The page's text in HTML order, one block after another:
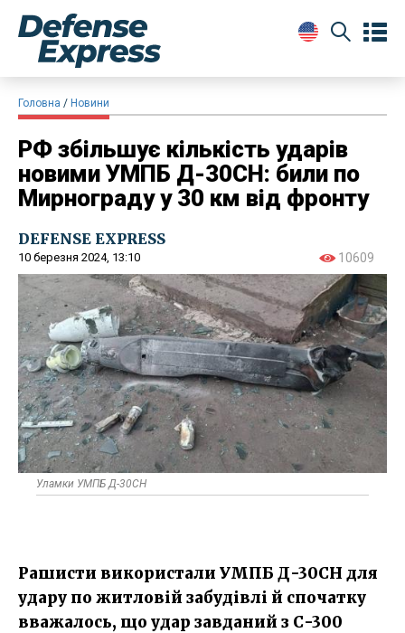
Головна Новини
РФ збільшує кількість ударів
новими УМПБ Д-30СН: били по
Мирнограду у 30 км від фронту
DEFENSE EXPRESS
10 березня 2024, 13:10 10609
Уламки УМПБ Д-30СН
Рашисти використали УМПБ Д-30СН​ для
удару по житловій забудівлі й спочатку
вважалось, що удар завданий з С-300